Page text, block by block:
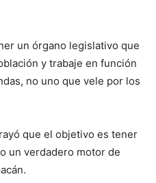
un órgano legislativo que
y trabaje en función
no uno que vele por los
que el objetivo es tener
un verdadero motor de